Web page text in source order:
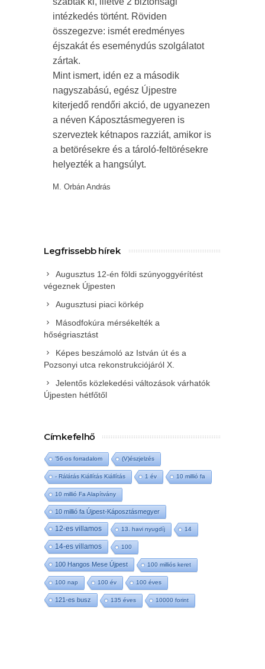
intézkedés történt. Röviden
összegezve: ismét eredményes
éjszakát és eseménydús szolgálatot
zártak.
Mint ismert, idén ez a második
nagyszabású, egész Újpestre
kiterjedő rendőri akció, de ugyanezen
a néven Káposztásmegyeren is
szerveztek kétnapos razziát, amikor is
a betörésekre és a tároló-feltörésekre
helyezték a hangsúlyt.
M. Orbán András
Legfrissebb hírek
Augusztus 12-én földi szúnyoggyérítést
végeznek Újpesten
Augusztusi piaci körkép
Másodfokúra mérsékelték a
hőségriasztást
Képes beszámoló az István út és a
Pozsonyi utca rekonstrukciójáról X.
Jelentős közlekedési változások várhatók
Újpesten hétfőtől
Címkefelhő
'56-os forradalom (V)észjelzés
- Rálátás Kiállítás Kiállítás 1 év 10 millió fa
10 millió Fa Alapítvány
10 millió fa Újpest-Káposztásmegyer
12-es villamos 13. havi nyugdíj 14
14-es villamos 100
100 Hangos Mese Újpest 100 milliós keret
100 nap 100 év 100 éves
121-es busz 135 éves 10000 forint